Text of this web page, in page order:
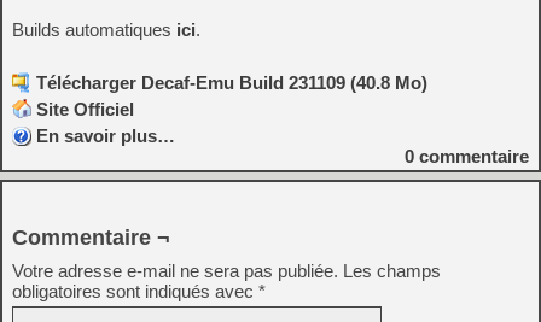
Builds automatiques ici.
Télécharger Decaf-Emu Build 231109 (40.8 Mo)
Site Officiel
En savoir plus…
0 commentaire
Commentaire ¬
Votre adresse e-mail ne sera pas publiée. Les champs
obligatoires sont indiqués avec *